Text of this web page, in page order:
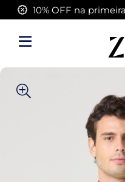
Entre com
Criar
FRETE